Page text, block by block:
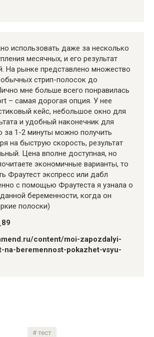
использовать даже за несколько
месячных, и его результат
На рынке представлено множество
обычных стрип-полосок до
мне больше всего понравилась
– самая дорогая опция. У нее
кейс, небольшое окно для
и удобный наконечник для
за 1-2 минуты можно получить
на быструю скорость, результат
Цена вполне доступная, но
экономичные варианты, то
Фраутест экспресс или дабл
с помощью Фраутеста я узнала о
беременности, когда он
полоски)
content/moi-zapozdalyi-
na-beremennost-pokazhet-vsyu-
тест